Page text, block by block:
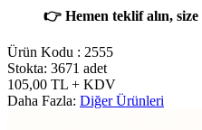
👉 Hemen teklif alın, size
Ürün Kodu : 2555
Stokta: 3671 adet
105,00 TL + KDV
Daha Fazla: Diğer Ürünleri